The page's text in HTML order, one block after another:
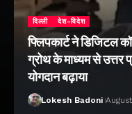
दिल्ली देश-विदेश
फ्लिपकार्ट ने डिजिटल
ग्रोथ के माध्यम से उत्तर
योगदान बढ़ाया
Lokesh Badoni